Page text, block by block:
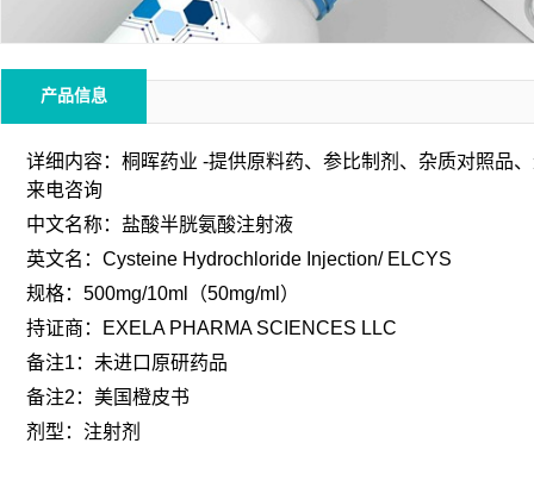
产品信息
详细内容：桐晖药业 -提供原料药、参比制剂、杂质对照品
来电咨询
中文名称：盐酸半胱氨酸注射液
英文名：Cysteine Hydrochloride Injection/ ELCYS
规格：500mg/10ml（50mg/ml）
持证商：EXELA PHARMA SCIENCES LLC
备注1：未进口原研药品
备注2：美国橙皮书
剂型：注射剂